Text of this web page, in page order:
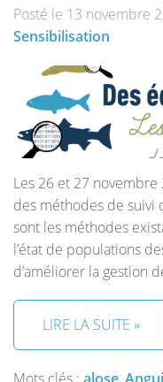
Posté le 13 novembre
Sensibilisation
Les 26 et 27 novembre
des méthodes de suivi
sont les méthodes
l’état de populations
d’améliorer la gestion
LIRE LA SUITE »